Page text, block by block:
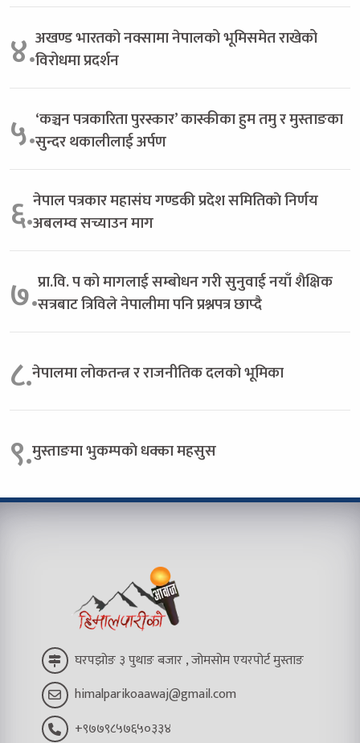
४.अखण्ड भारतको नक्सामा नेपालको भूमिसमेत राखेको
विरोधमा प्रदर्शन
५.‘कञ्चन पत्रकारिता पुरस्कार’ कास्कीका हुम तमु र मुस्ताङका
सुन्दर थकालीलाई अर्पण
६.नेपाल पत्रकार महासंघ गण्डकी प्रदेश समितिकाे निर्णय
अबलम्व सच्याउन माग
७.प्रा.वि. प को मागलाई सम्बोधन गरी सुनुवाई नयाँ शैक्षिक
सत्रबाट त्रिविले नेपालीमा पनि प्रश्नपत्र छाप्दै
८.नेपालमा लोकतन्त्र र राजनीतिक दलको भूमिका
९.मुस्ताङमा भुकम्पकाे धक्का महसुस
घरपझोङ ३ पुथाङ बजार , जोमसोम एयरपोर्ट मुस्ताङ
himalparikoaawaj@gmail.com
+९७७९८५७६५०३३४